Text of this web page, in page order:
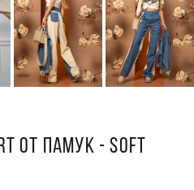
ОТ ПАМУК - SOFT